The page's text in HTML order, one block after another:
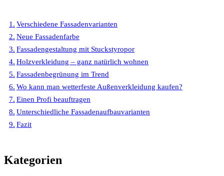
Verschiedene Fassadenvarianten
Neue Fassadenfarbe
Fassadengestaltung mit Stuckstyropor
Holzverkleidung – ganz natürlich wohnen
Fassadenbegrünung im Trend
Wo kann man wetterfeste Außenverkleidung kaufen?
Einen Profi beauftragen
Unterschiedliche Fassadenaufbauvarianten
Fazit
Kategorien